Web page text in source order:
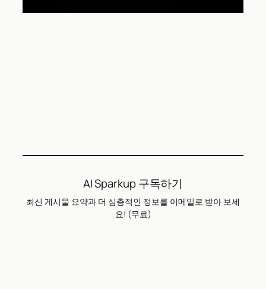
AI Sparkup 구독하기
최신 게시물 요약과 더 심층적인 정보를 이메일로 받아 보세
요! (무료)